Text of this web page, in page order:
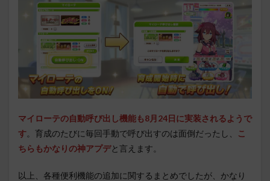
マイローテの自動呼び出し機能も8月24日に実装されるようで
す。育成のたびに毎回手動で呼び出すのは面倒だったし、
こ
ちらもかなりの神アプデと言えます。
以上、各種便利機能の追加に関するまとめでしたが、かなり